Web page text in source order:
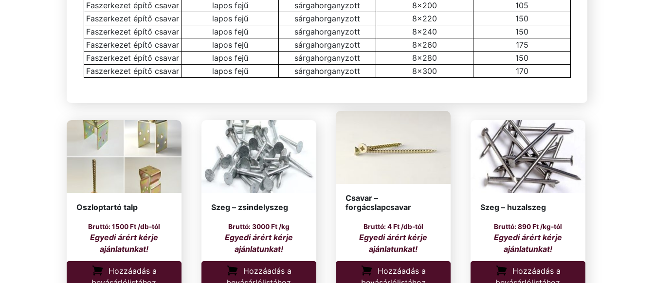
Faszerkezet építő csavar
lapos fejű sárgahorganyzott 8×200
105
Faszerkezet építő csavar
lapos fejű sárgahorganyzott 8×220
150
Faszerkezet építő csavar
lapos fejű sárgahorganyzott 8×240
150
Faszerkezet építő csavar
lapos fejű sárgahorganyzott 8×260
175
Faszerkezet építő csavar
lapos fejű sárgahorganyzott 8×280
150
Faszerkezet építő csavar
lapos fejű sárgahorganyzott 8×300 170
Oszloptartó talp
1500Ft/db-tól
Hozzáadás a
Szeg – zsindelyszeg
3000Ft/kg
Hozzáadás a
Csavar –
forgácslapcsavar
4Ft/db-tól
Hozzáadás a
Szeg – huzalszeg
890Ft/kg-tól
Hozzáadás a